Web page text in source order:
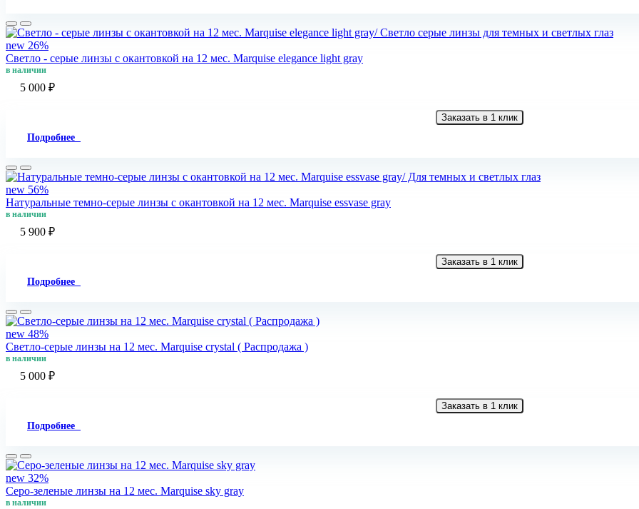
new 26%
Светло - cерые линзы c окантовкой на 12 мес. Marquise elegance light gray
в наличии
5 000 ₽
Заказать в 1 клик
Подробнее
new 56%
Натуральные темно-серые линзы c окантовкой на 12 мес. Marquise essvase gray
в наличии
5 900 ₽
Заказать в 1 клик
Подробнее
new 48%
Светло-серые линзы на 12 мес. Marquise crystal ( Распродажа )
в наличии
5 000 ₽
Заказать в 1 клик
Подробнее
new 32%
Серо-зеленые линзы на 12 мес. Marquise sky gray
в наличии